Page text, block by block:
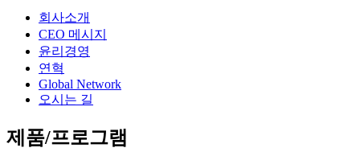
회사소개
CEO 메시지
윤리경영
연혁
Global Network
오시는 길
제품/프로그램